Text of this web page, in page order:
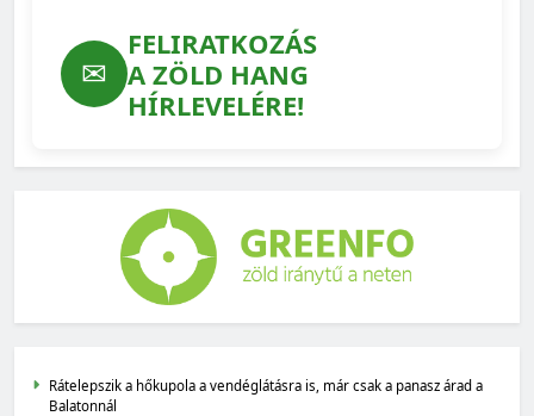
✉
FELIRATKOZÁS
A ZÖLD HANG
HÍRLEVELÉRE!
Rátelepszik a hőkupola a vendéglátásra is, már csak a panasz árad a
Balatonnál